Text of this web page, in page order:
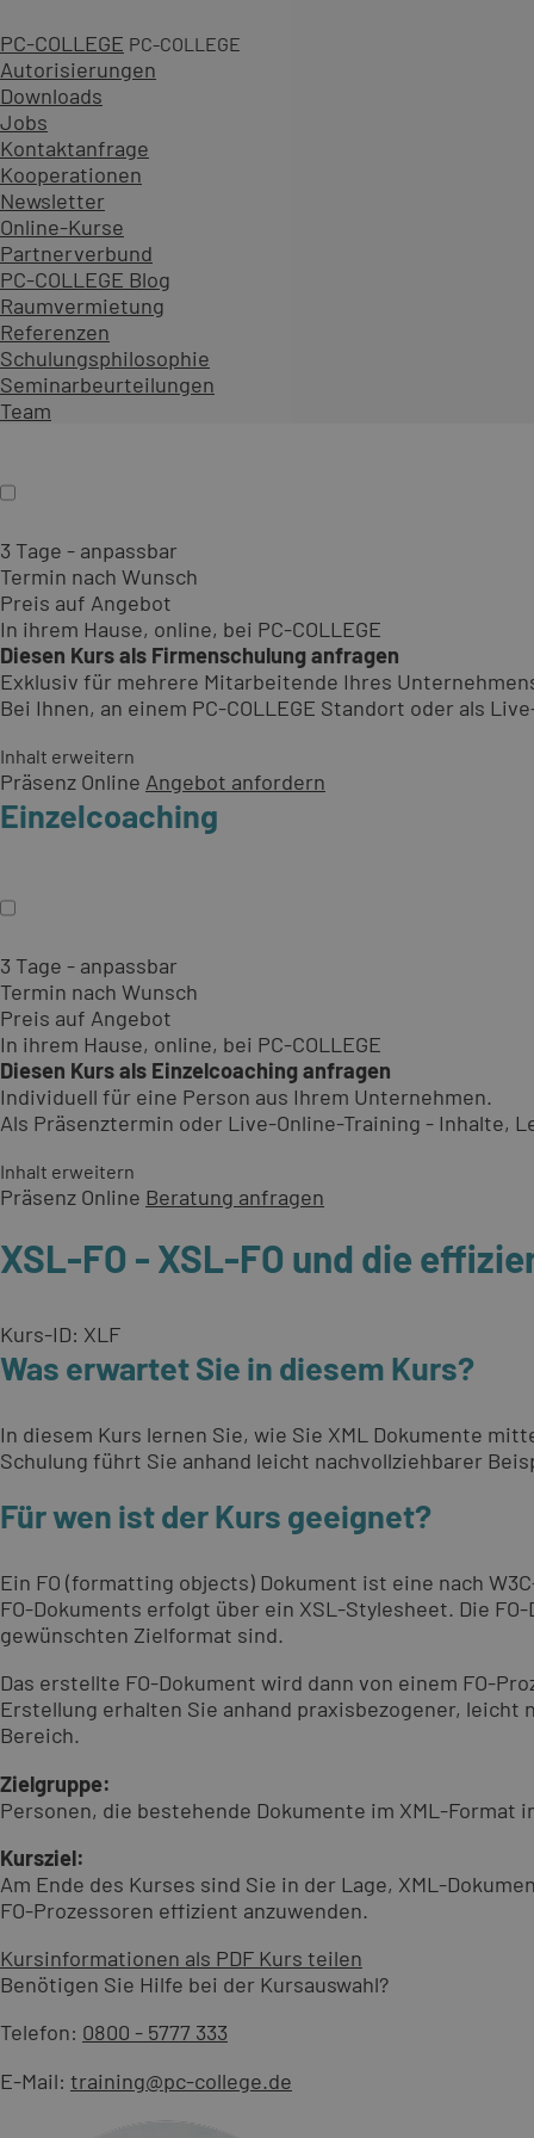
PC-COLLEGE PC-COLLEGE
Autorisierungen
Downloads
Jobs
Kontaktanfrage
Kooperationen
Newsletter
Online-Kurse
Partnerverbund
PC-COLLEGE Blog
Raumvermietung
Referenzen
Schulungsphilosophie
Seminarbeurteilungen
Team
3 Tage
ab 1.790,00 € zzgl. MwSt.
An 30 Standorten oder online
Diesen Kurs als offenes Seminar buchen
Gemeinsam mit Teilnehmenden aus verschiedenen
Als Präsenzseminar oder Live-Online-Training zu
Inhalt erweitern
PräsenzOnlineTermin auswählen
Firmenschulung
3 Tage - anpassbar
Termin nach Wunsch
Preis auf Angebot
In ihrem Hause, online, bei PC-COLLEGE
Diesen Kurs als Firmenschulung anfragen
Exklusiv für mehrere Mitarbeitende Ihres
Bei Ihnen, an einem PC-COLLEGE Standort oder als
Inhalt erweitern
Präsenz Online Angebot anfordern
Einzelcoaching
3 Tage - anpassbar
Termin nach Wunsch
Preis auf Angebot
In ihrem Hause, online, bei PC-COLLEGE
Diesen Kurs als Einzelcoaching anfragen
Individuell für eine Person aus Ihrem Unternehmen.
Als Präsenztermin oder Live-Online-Training - Inhalte,
Inhalt erweitern
Präsenz Online Beratung anfragen
XSL-FO - XSL-FO und die
Kurs-ID: XLF
Was erwartet Sie in diesem Kurs?
In diesem Kurs lernen Sie, wie Sie XML Dokumente
Schulung führt Sie anhand leicht nachvollziehbarer
Für wen ist der Kurs geeignet?
Ein FO (formatting objects) Dokument ist eine nach
FO-Dokuments erfolgt über ein XSL-Stylesheet. Die
gewünschten Zielformat sind.
Das erstellte FO-Dokument wird dann von einem FO-
Erstellung erhalten Sie anhand praxisbezogener,
Bereich.
Zielgruppe:
Personen, die bestehende Dokumente im XML-Format
Kursziel:
Am Ende des Kurses sind Sie in der Lage, XML-
FO-Prozessoren effizient anzuwenden.
Kursinformationen als PDF Kurs teilen
Benötigen Sie Hilfe bei der Kursauswahl?
Telefon: 0800 - 5777 333
E-Mail: training@pc-college.de